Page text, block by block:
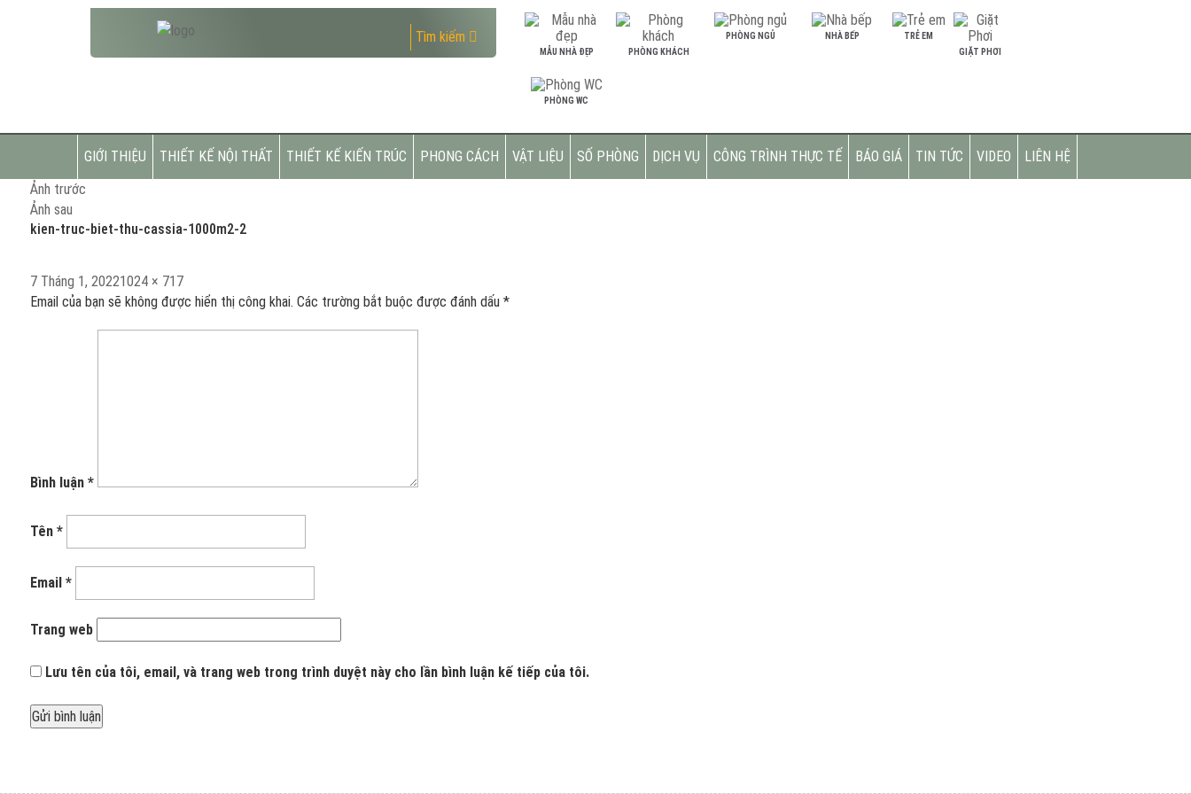
Tìm kiếm
MẪU NHÀ ĐẸP PHÒNG KHÁCH
PHÒNG NGỦ NHÀ BẾP
TRẺ EM
GIẶT PHƠI
PHÒNG WC
GIỚI THIỆU THIẾT KẾ NỘI THẤT THIẾT KẾ KIẾN TRÚC PHONG CÁCH VẬT LIỆU SỐ PHÒNG DỊCH VỤ CÔNG TRÌNH THỰC TẾ BÁO GIÁ TIN TỨC VIDEO
LIÊN HỆ
Ảnh trước
Ảnh sau
kien-truc-biet-thu-cassia-1000m2-2
Đăng
vào
7 Tháng 1, 2022Kích
cỡ
1024 × 717
Email của bạn sẽ không được hiển thị công khai. Các trường bắt buộc được đánh dấu *
Bình luận *
Tên *
Email *
Trang web
Lưu tên của tôi, email, và trang web trong trình duyệt này cho lần bình luận kế tiếp của tôi.